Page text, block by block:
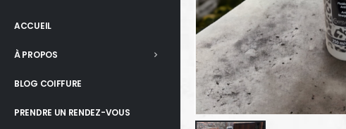
ACCUEIL
À PROPOS
BLOG COIFFURE
PRENDRE UN RENDEZ-VOUS